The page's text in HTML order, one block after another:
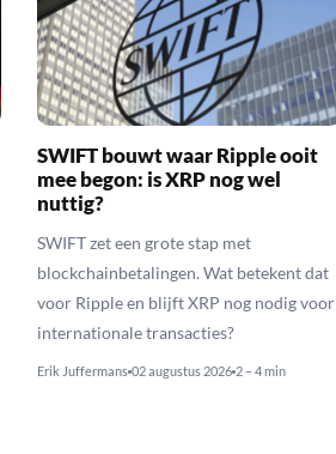
SWIFT bouwt waar Ripple ooit
mee begon: is XRP nog wel
nuttig?
SWIFT zet een grote stap met
blockchainbetalingen. Wat betekent dat
voor Ripple en blijft XRP nog nodig voor
internationale transacties?
Erik Juffermans 02 augustus 2026 2 – 4 min